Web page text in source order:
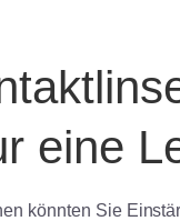
eine
könnten Sie